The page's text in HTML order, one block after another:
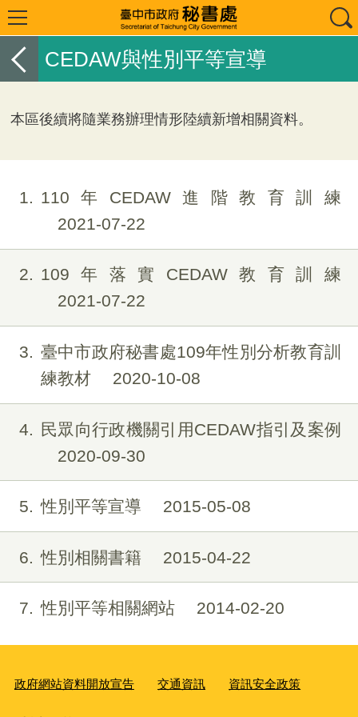
CEDAW與性別平等宣導
本區後續將隨業務辦理情形陸續新增相關資料。
1
110年CEDAW進階教育訓練
2021-07-22
2
109年落實CEDAW教育訓練
2021-07-22
3
臺中市政府秘書處109年性別分析教育訓
練教材
2020-10-08
4
民眾向行政機關引用CEDAW指引及案例
2020-09-30
5 性別平等宣導 2015-05-08
6 性別相關書籍 2015-04-22
7 性別平等相關網站 2014-02-20
政府網站資料開放宣告 交通資訊 資訊安全政策